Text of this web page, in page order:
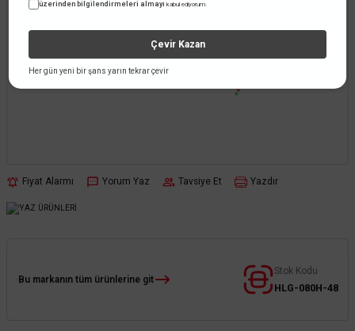
Fiyat Alarmı Yorum Yaz Tavsiye Et Yazdır
Bu markanın tüm ürünlerine git
Stok Kodu
HLG-080H-48
üzerinden bilgilendirmeleri almayı kabul ediyorum.
Çevir Kazan
Her gün yeni bir şans yarın tekrar çevir